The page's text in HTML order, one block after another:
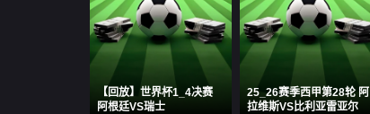
【回放】世界杯1_4决赛
阿根廷VS瑞士
25_26赛季西甲第28轮 阿
拉维斯VS比利亚雷亚尔